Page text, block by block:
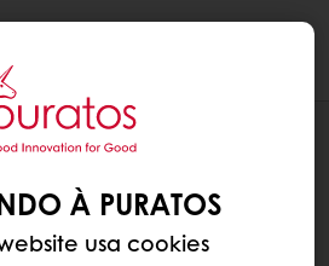
PRODUTOS DE
ATRAVÉS
DE
À PURATOS
usa cookies